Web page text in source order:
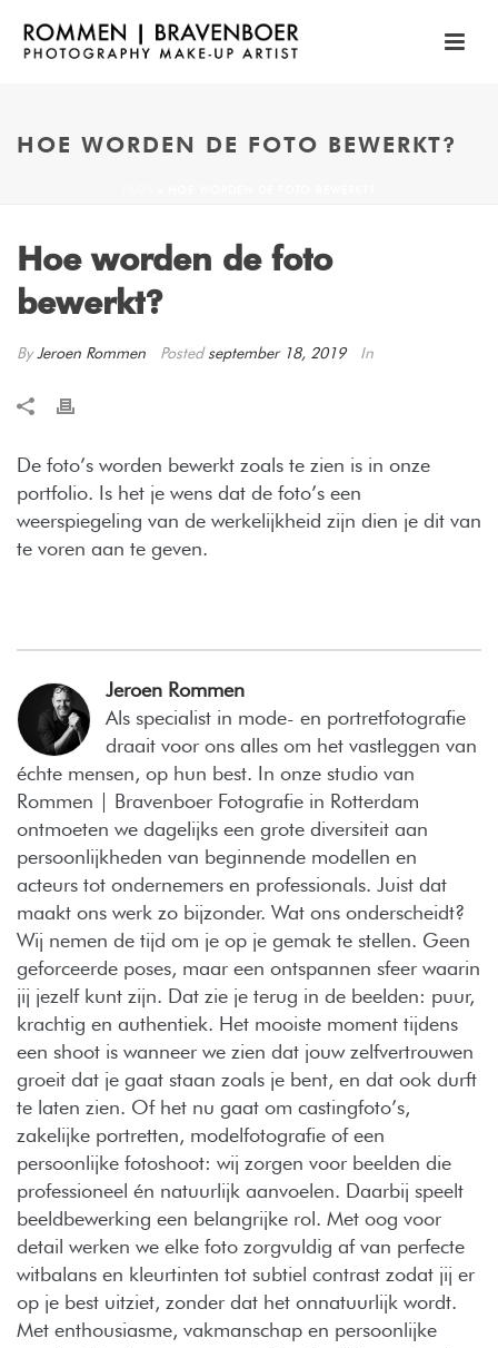
HOE WORDEN DE FOTO BEWERKT?
Hoe worden de foto
bewerkt?
By Jeroen Rommen Posted september 18, 2019 In
De foto’s worden bewerkt zoals te zien is in onze
portfolio. Is het je wens dat de foto’s een
weerspiegeling van de werkelijkheid zijn dien je dit van
te voren aan te geven.
Jeroen Rommen
Als specialist in mode- en portretfotografie
draait voor ons alles om het vastleggen van
échte mensen, op hun best. In onze studio van
Rommen | Bravenboer Fotografie in Rotterdam
ontmoeten we dagelijks een grote diversiteit aan
persoonlijkheden van beginnende modellen en
acteurs tot ondernemers en professionals. Juist dat
maakt ons werk zo bijzonder. Wat ons onderscheidt?
Wij nemen de tijd om je op je gemak te stellen. Geen
geforceerde poses, maar een ontspannen sfeer waarin
jij jezelf kunt zijn. Dat zie je terug in de beelden: puur,
krachtig en authentiek. Het mooiste moment tijdens
een shoot is wanneer we zien dat jouw zelfvertrouwen
groeit dat je gaat staan zoals je bent, en dat ook durft
te laten zien. Of het nu gaat om castingfoto’s,
zakelijke portretten, modelfotografie of een
persoonlijke fotoshoot: wij zorgen voor beelden die
professioneel én natuurlijk aanvoelen. Daarbij speelt
beeldbewerking een belangrijke rol. Met oog voor
detail werken we elke foto zorgvuldig af van perfecte
witbalans en kleurtinten tot subtiel contrast zodat jij er
op je best uitziet, zonder dat het onnatuurlijk wordt.
Met enthousiasme, vakmanschap en persoonlijke